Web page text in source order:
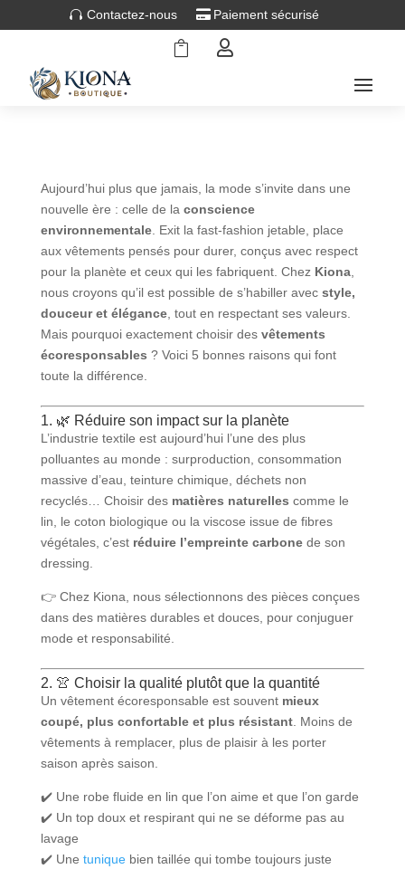
Contactez-nous Paiement sécurisé
 
Aujourd’hui plus que jamais, la mode s’invite dans une
nouvelle ère : celle de la conscience
environnementale. Exit la fast-fashion jetable, place
aux vêtements pensés pour durer, conçus avec respect
pour la planète et ceux qui les fabriquent. Chez Kiona,
nous croyons qu’il est possible de s’habiller avec style,
douceur et élégance, tout en respectant ses valeurs.
Mais pourquoi exactement choisir des vêtements
écoresponsables ? Voici 5 bonnes raisons qui font
toute la différence.
1. 🌿 Réduire son impact sur la planète
L’industrie textile est aujourd’hui l’une des plus
polluantes au monde : surproduction, consommation
massive d’eau, teinture chimique, déchets non
recyclés… Choisir des matières naturelles comme le
lin, le coton biologique ou la viscose issue de fibres
végétales, c’est réduire l’empreinte carbonede son
dressing.
👉 Chez Kiona, nous sélectionnons des pièces conçues
dans des matières durables et douces, pour conjuguer
mode et responsabilité.
2. 👚 Choisir la qualité plutôt que la quantité
Un vêtement écoresponsable est souvent mieux
coupé, plus confortable et plus résistant. Moins de
vêtements à remplacer, plus de plaisir à les porter
saison après saison.
✔️ Une robe fluide en lin que l’on aime et que l’on garde
✔️ Un top doux et respirant qui ne se déforme pas au
lavage
✔️ Une tuniquebien taillée qui tombe toujours juste